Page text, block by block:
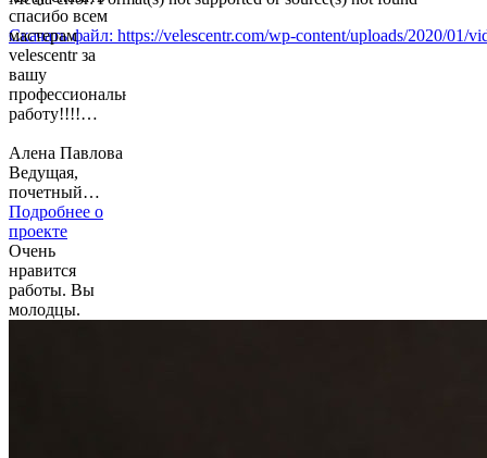
Скачать файл: https://velescentr.com/wp-content/uploads/2020/01/
00:00
спасибо всем
мастерам
velescentr за
вашу
профессиональную
работу!!!!
настоящие
мастера своего
дела! p.s.
Довольна не
только я но и
еще мой
Тигренок_)))
Алена Павлова
Ведущая,
почетный
гражданин
России
Подробнее о
проекте
Очень
нравится
работы. Вы
молодцы.